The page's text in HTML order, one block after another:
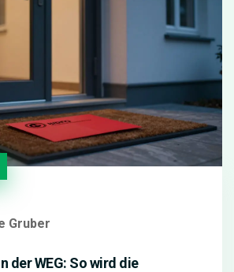
Gruber
der WEG: So wird die